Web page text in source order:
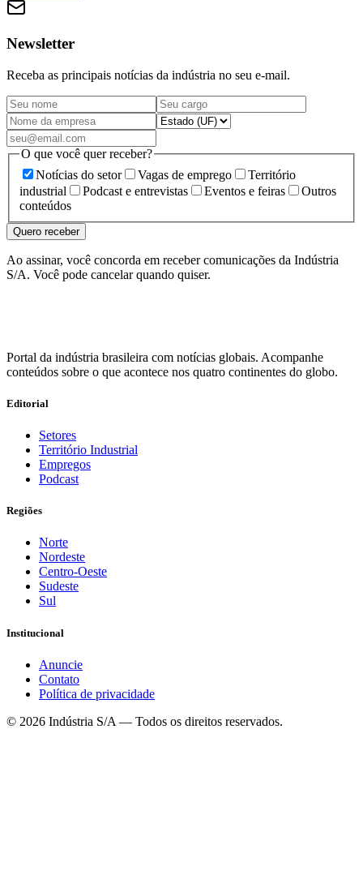
Newsletter
Receba as principais notícias da indústria no seu e-mail.
O que você quer receber?
Notícias do setor
Vagas de emprego
Território
industrial
Podcast e entrevistas Eventos e feiras
Outros
conteúdos
Quero receber
Ao assinar, você concorda em receber comunicações da Indústria
S/A. Você pode cancelar quando quiser.
Portal da indústria brasileira com notícias globais. Acompanhe
conteúdos sobre o que acontece nos quatro continentes do globo.
Editorial
Setores
Território Industrial
Empregos
Podcast
Regiões
Norte
Nordeste
Centro-Oeste
Sudeste
Sul
Institucional
Anuncie
Contato
Política de privacidade
© 2026 Indústria S/A — Todos os direitos reservados.